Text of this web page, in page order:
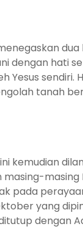
dengan hati
Yesus sendiri.
tanah
kemudian
masing-masing
pada
yang
dengan